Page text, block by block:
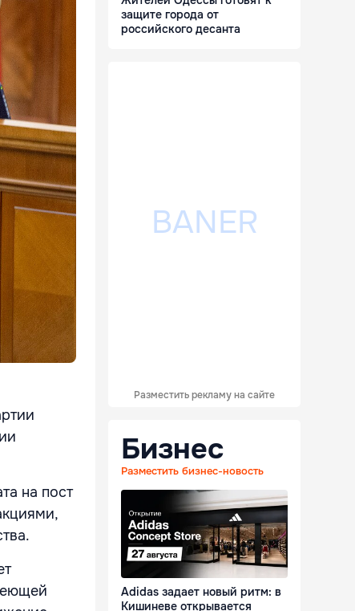
на пост
защите города от
российского десанта
Разместить рекламу на сайте
Бизнес
Разместить бизнес-новость
Adidas задает новый ритм: в
Кишиневе открывается